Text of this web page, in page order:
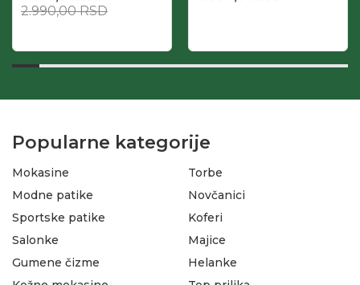
2.990,00RSD
Popularne kategorije
Mokasine
Modne patike
Sportske patike
Salonke
Gumene čizme
Torbe
Novčanici
Koferi
Majice
Helanke